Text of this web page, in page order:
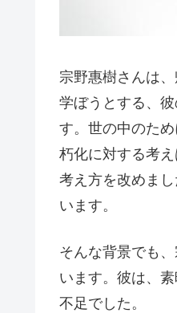
宗野惠樹さんは
学ぼうとする、
す。世の中のた
朽化に対する考
考え方を改めま
います。
そんな背景でも
います。彼は、
不足でした。